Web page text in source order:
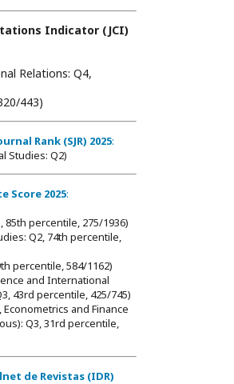
Indicator (JCI)
Relations: Q4,
443)
Rank (SJR) 2025:
Studies: Q2)
Score 2025:
85th percentile, 275/1936)
Q2, 74th percentile,
percentile, 584/1162)
and International
43rd percentile, 425/745)
Econometrics and Finance
Q3, 31rd percentile,
de Revistas (IDR)